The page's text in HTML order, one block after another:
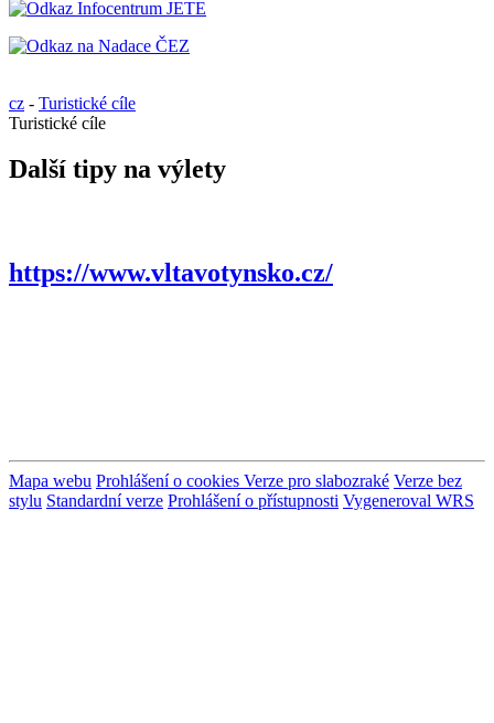
cz - Turistické cíle
Turistické cíle
Další tipy na výlety
https://www.vltavotynsko.cz/
Mapa webu Prohlášení o cookies Verze pro slabozraké Verze bez
stylu Standardní verze Prohlášení o přístupnosti Vygeneroval WRS